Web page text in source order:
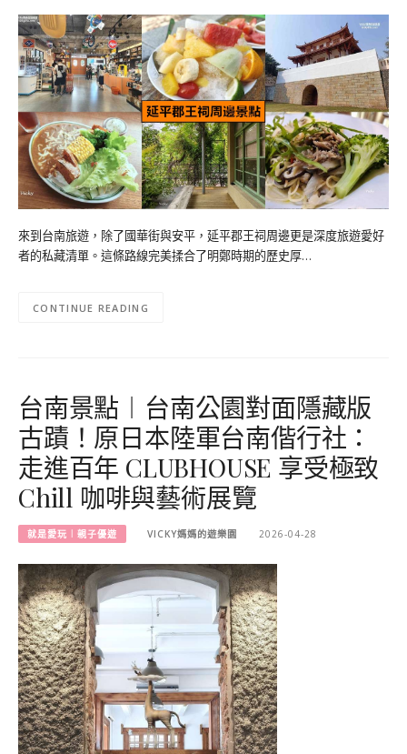
來到台南旅遊，除了國華街與安平，延平郡王祠周邊更是深度旅遊愛好
者的私藏清單。這條路線完美揉合了明鄭時期的歷史厚…
CONTINUE READING
台南景點︱台南公園對面隱藏版
古蹟！原日本陸軍台南偕行社：
走進百年 CLUBHOUSE 享受極致
Chill 咖啡與藝術展覽
就是愛玩︱親子優遊 VICKY媽媽的遊樂園 2026-04-28